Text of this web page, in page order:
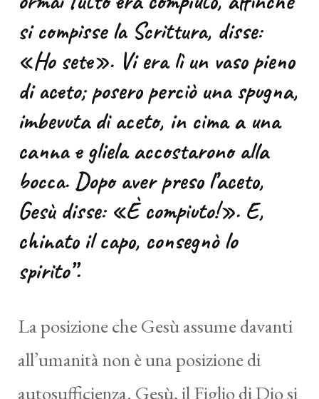
si compisse la Scrittura, disse:
«Ho sete». Vi era lì un vaso pieno
di aceto; posero perciò una spugna,
imbevuta di aceto, in cima a una
canna e gliela accostarono alla
bocca. Dopo aver preso l’aceto,
Gesù disse: «È compiuto!». E,
chinato il capo, consegnò lo
spirito”.
La posizione che Gesù assume davanti
all’umanità non è una posizione di
autosufficienza. Gesù, il Figlio di Dio si